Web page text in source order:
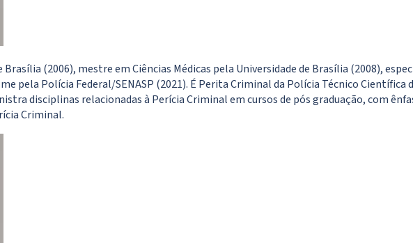
(2006), mestre em Ciências Médicas pela Universidade de Brasília (2008),
pela Polícia Federal/SENASP (2021). É Perita Criminal da Polícia Técnico Científica
disciplinas relacionadas à Perícia Criminal em cursos de pós graduação, com
Criminal.